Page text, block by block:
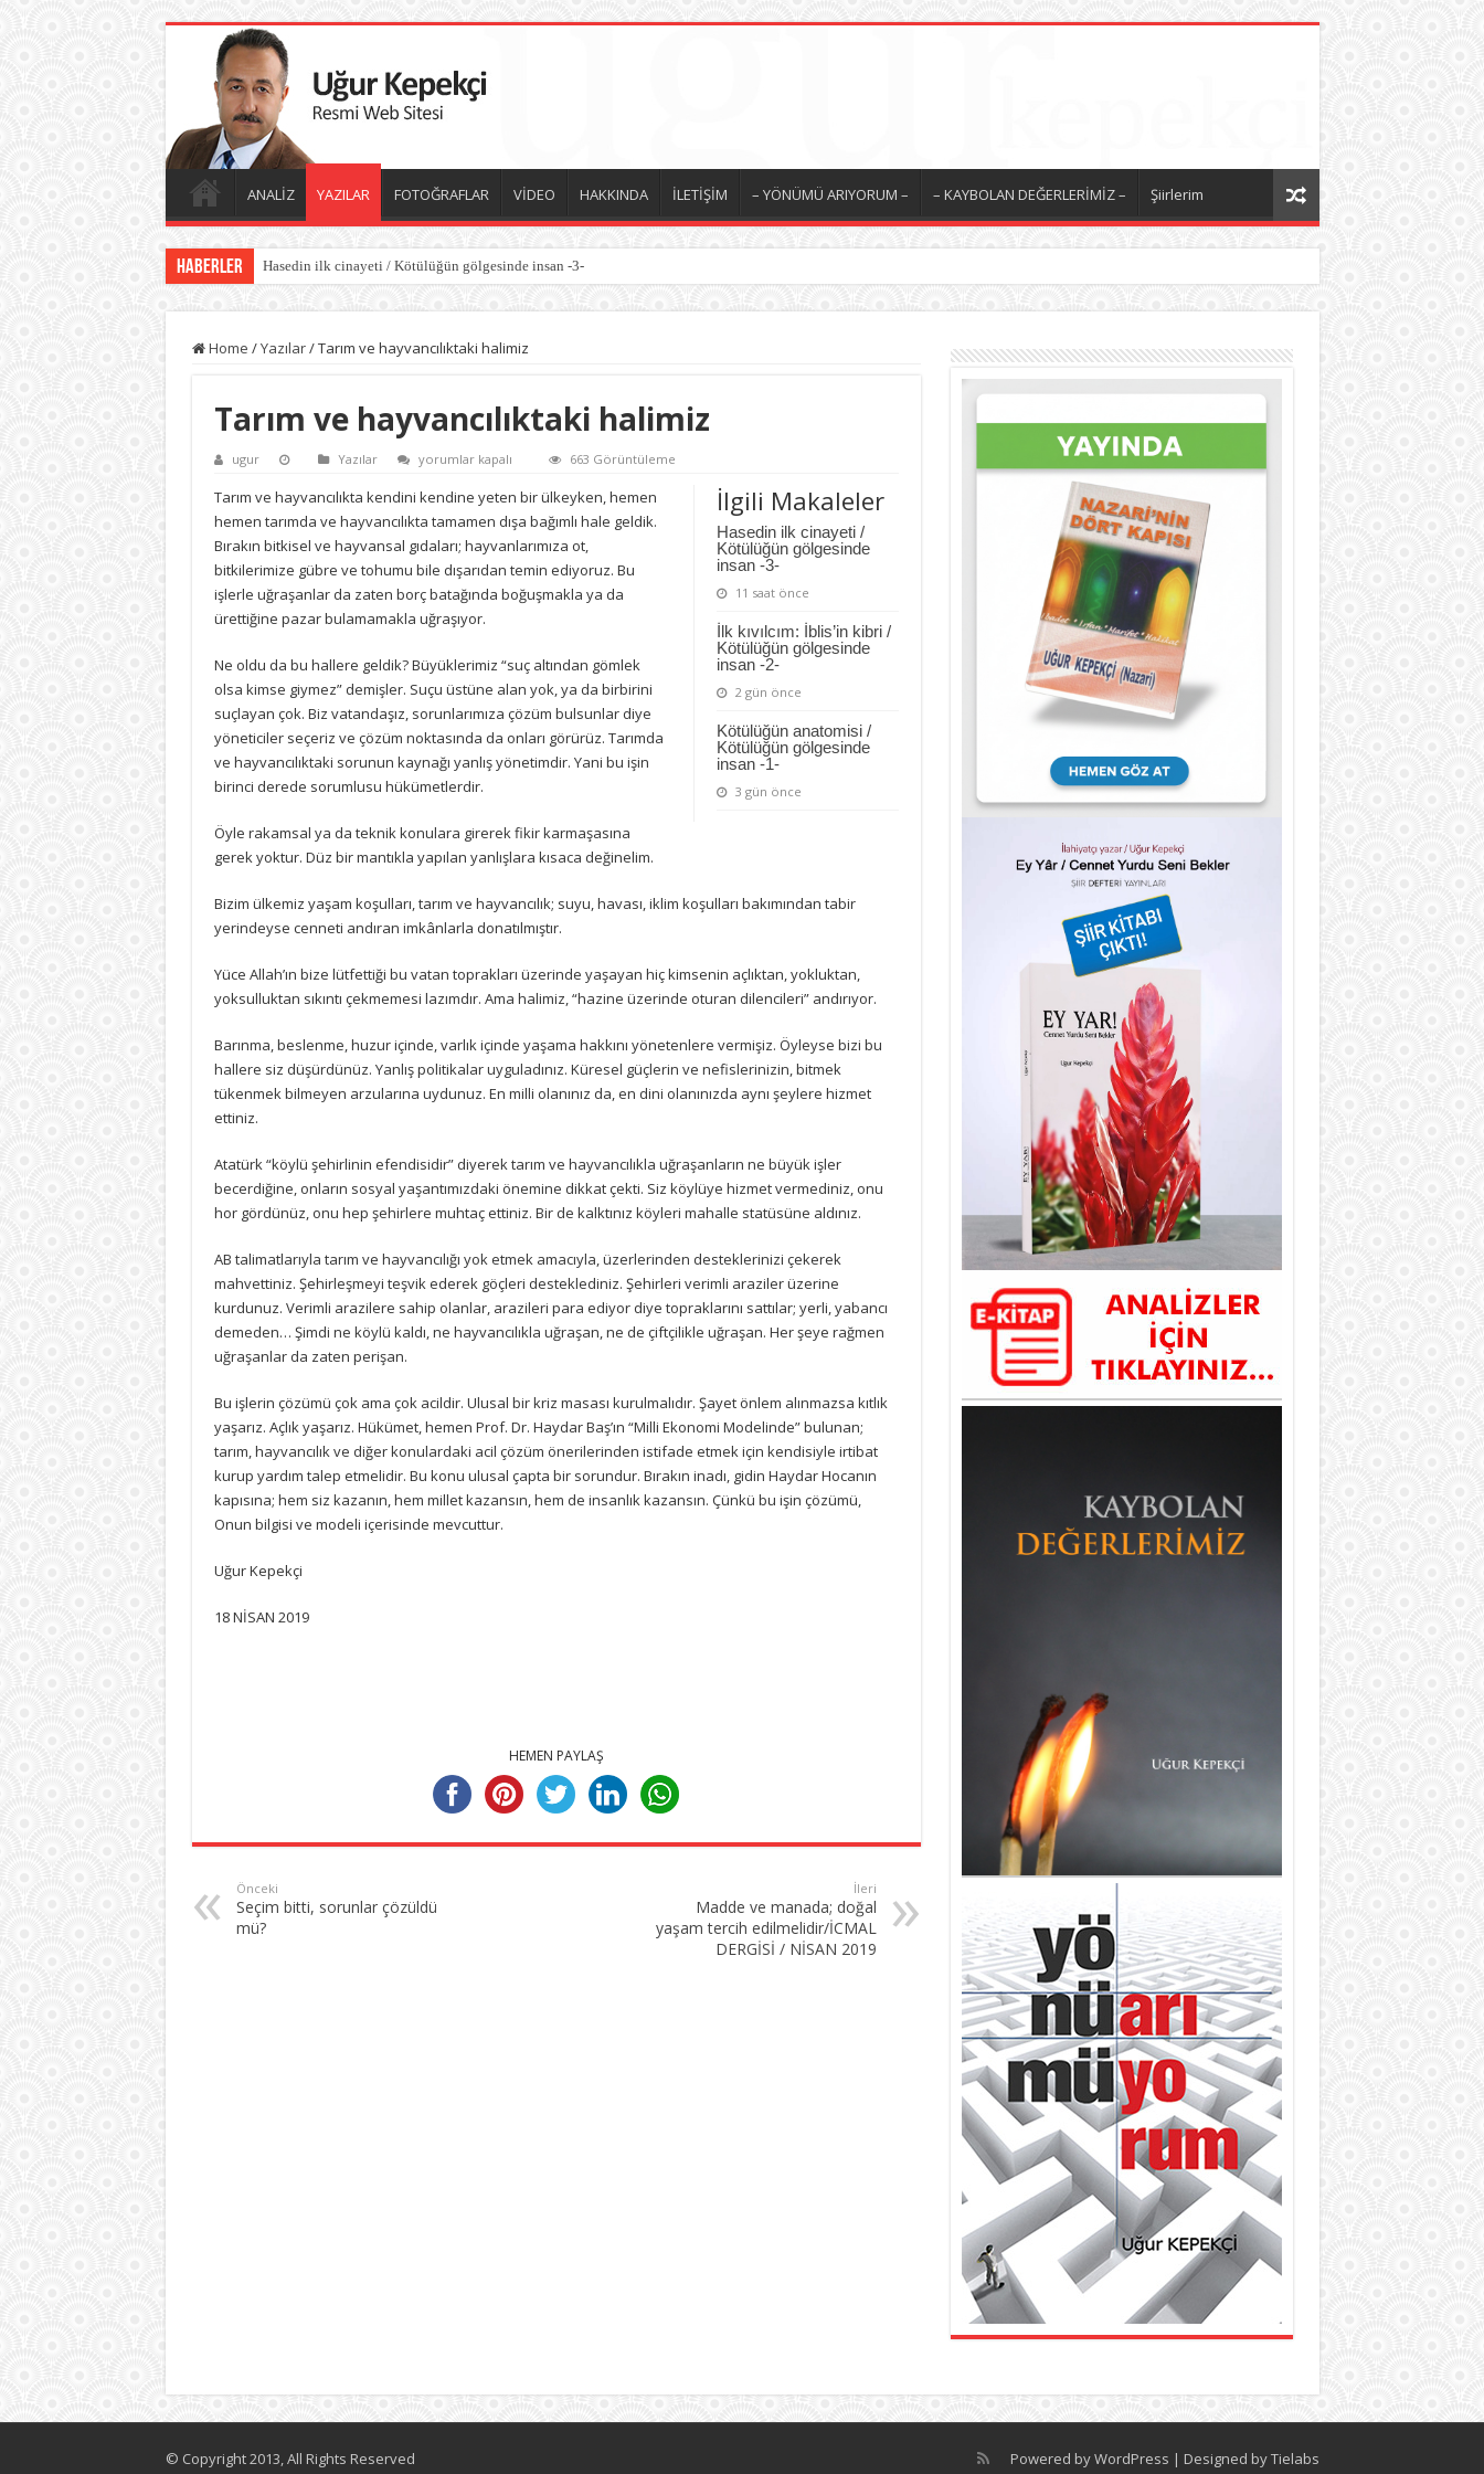
ANALİZ YAZILAR FOTOĞRAFLAR VİDEO HAKKINDA İLETİŞİM – YÖNÜMÜ ARIYORUM – – KAYBOLAN DEĞERLERİMİZ – Şiirlerim
Haberler Hasedin ilk cinayeti / Kötülüğün gölgesinde insan -3-
Home /Yazılar/Tarım ve hayvancılıktaki halimiz
Tarım ve hayvancılıktaki halimiz
ugur Yazılar
Tarım
hayvancılıktaki
halimiz
için
yorumlar kapalı 663 Görüntüleme
İlgili Makaleler
Hasedin ilk cinayeti /
Kötülüğün gölgesinde
insan -3-
11 saat önce
İlk kıvılcım: İblis’in kibri /
Kötülüğün gölgesinde
insan -2-
2 gün önce
Kötülüğün anatomisi /
Kötülüğün gölgesinde
insan -1-
3 gün önce
Tarım ve hayvancılıkta kendini kendine yeten bir ülkeyken, hemen
hemen tarımda ve hayvancılıkta tamamen dışa bağımlı hale geldik.
Bırakın bitkisel ve hayvansal gıdaları; hayvanlarımıza ot,
bitkilerimize gübre ve tohumu bile dışarıdan temin ediyoruz. Bu
işlerle uğraşanlar da zaten borç batağında boğuşmakla ya da
ürettiğine pazar bulamamakla uğraşıyor.
Ne oldu da bu hallere geldik? Büyüklerimiz “suç altından gömlek
olsa kimse giymez” demişler. Suçu üstüne alan yok, ya da birbirini
suçlayan çok. Biz vatandaşız, sorunlarımıza çözüm bulsunlar diye
yöneticiler seçeriz ve çözüm noktasında da onları görürüz. Tarımda
ve hayvancılıktaki sorunun kaynağı yanlış yönetimdir. Yani bu işin
birinci derede sorumlusu hükümetlerdir.
Öyle rakamsal ya da teknik konulara girerek fikir karmaşasına
gerek yoktur. Düz bir mantıkla yapılan yanlışlara kısaca değinelim.
Bizim ülkemiz yaşam koşulları, tarım ve hayvancılık; suyu, havası, iklim koşulları bakımından tabir
yerindeyse cenneti andıran imkânlarla donatılmıştır.
Yüce Allah’ın bize lütfettiği bu vatan toprakları üzerinde yaşayan hiç kimsenin açlıktan, yokluktan,
yoksulluktan sıkıntı çekmemesi lazımdır. Ama halimiz, “hazine üzerinde oturan dilencileri” andırıyor.
Barınma, beslenme, huzur içinde, varlık içinde yaşama hakkını yönetenlere vermişiz. Öyleyse bizi bu
hallere siz düşürdünüz. Yanlış politikalar uyguladınız. Küresel güçlerin ve nefislerinizin, bitmek
tükenmek bilmeyen arzularına uydunuz. En milli olanınız da, en dini olanınızda aynı şeylere hizmet
ettiniz.
Atatürk “köylü şehirlinin efendisidir” diyerek tarım ve hayvancılıkla uğraşanların ne büyük işler
becerdiğine, onların sosyal yaşantımızdaki önemine dikkat çekti. Siz köylüye hizmet vermediniz, onu
hor gördünüz, onu hep şehirlere muhtaç ettiniz. Bir de kalktınız köyleri mahalle statüsüne aldınız.
AB talimatlarıyla tarım ve hayvancılığı yok etmek amacıyla, üzerlerinden desteklerinizi çekerek
mahvettiniz. Şehirleşmeyi teşvik ederek göçleri desteklediniz. Şehirleri verimli araziler üzerine
kurdunuz. Verimli arazilere sahip olanlar, arazileri para ediyor diye topraklarını sattılar; yerli, yabancı
demeden… Şimdi ne köylü kaldı, ne hayvancılıkla uğraşan, ne de çiftçilikle uğraşan. Her şeye rağmen
uğraşanlar da zaten perişan.
Bu işlerin çözümü çok ama çok acildir. Ulusal bir kriz masası kurulmalıdır. Şayet önlem alınmazsa kıtlık
yaşarız. Açlık yaşarız. Hükümet, hemen Prof. Dr. Haydar Baş’ın “Milli Ekonomi Modelinde” bulunan;
tarım, hayvancılık ve diğer konulardaki acil çözüm önerilerinden istifade etmek için kendisiyle irtibat
kurup yardım talep etmelidir. Bu konu ulusal çapta bir sorundur. Bırakın inadı, gidin Haydar Hocanın
kapısına; hem siz kazanın, hem millet kazansın, hem de insanlık kazansın. Çünkü bu işin çözümü,
Onun bilgisi ve modeli içerisinde mevcuttur.
Uğur Kepekçi
18 NİSAN 2019
HEMEN PAYLAŞ
Önceki
Seçim bitti, sorunlar çözüldü
mü?
İleri
Madde ve manada; doğal
yaşam tercih edilmelidir/İCMAL
DERGİSİ / NİSAN 2019
Powered byWordPress | Designed byTielabs
© Copyright 2013, All Rights Reserved